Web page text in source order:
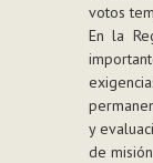
votos
En la
y
de